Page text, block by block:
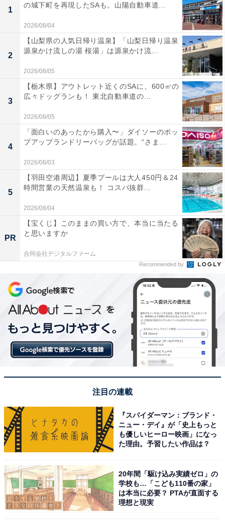
1
の城下町を再現したSAも。山陽自動車道...
2026/08/04
2
【山梨県の人気日帰り温泉】「山梨日帰り温泉
源泉かけ流しの湯 桜湯」は源泉かけ流...
2026/08/05
3
【栃木県】アウトレット近くのSAに、600㎡の
広々ドッグランも！ 東北自動車道の...
2026/08/05
4
「面白いのあったから購入〜」ダイソーのポッ
プアップランドリーバッグが話題。“さま...
2026/08/03
5
【羽田空港周辺】夏季プールは大人450円＆24
時間営業の天然温泉も！ コスパ抜群...
2026/08/04
PR
【宝くじ】このままの買い方で、本当に当たる
と思いますか
合同会社デジタルファーム
Recommended by
注目の連載
『スパイダーマン：ブランド・
ニュー・デイ』が「史上もっと
も優しいヒーロー映画」になっ
た理由。予習したい作品は？
20年間「駆け込み実績ゼロ」の
学校も…「こども110番の家」
は本当に必要？ PTAが直面する
理想と現実